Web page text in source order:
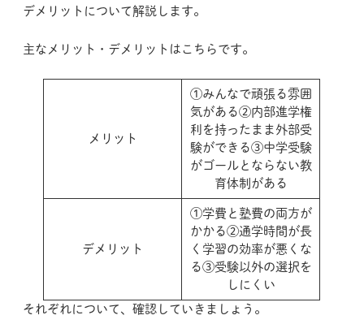
デメリットについて解説します。
主なメリット・デメリットはこちらです。
メリット
①みんなで頑張る雰囲
気がある②内部進学権
利を持ったまま外部受
験ができる③中学受験
がゴールとならない教
育体制がある
デメリット
①学費と塾費の両方が
かかる②通学時間が長
く学習の効率が悪くな
る③受験以外の選択を
しにくい
それぞれについて、確認していきましょう。